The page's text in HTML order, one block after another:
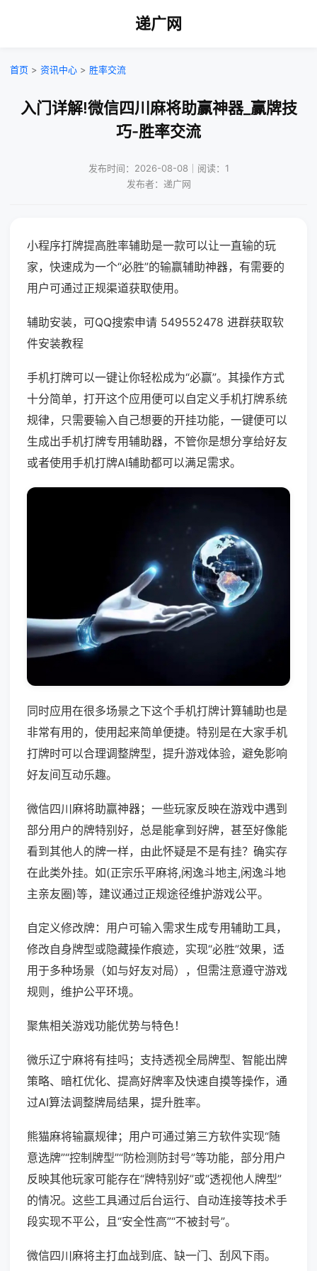
递广网
首页 > 资讯中心 > 胜率交流
入门详解!微信四川麻将助赢神器_赢牌技
巧-胜率交流
发布时间：2026-08-08｜阅读：1
发布者：递广网
小程序打牌提高胜率辅助是一款可以让一直输的玩
家，快速成为一个“必胜”的输赢辅助神器，有需要的
用户可通过正规渠道获取使用。
辅助安装，可QQ搜索申请 549552478 进群获取软
件安装教程
手机打牌可以一键让你轻松成为“必赢”。其操作方式
十分简单，打开这个应用便可以自定义手机打牌系统
规律，只需要输入自己想要的开挂功能，一键便可以
生成出手机打牌专用辅助器，不管你是想分享给好友
或者使用手机打牌AI辅助都可以满足需求。
同时应用在很多场景之下这个手机打牌计算辅助也是
非常有用的，使用起来简单便捷。特别是在大家手机
打牌时可以合理调整牌型，提升游戏体验，避免影响
好友间互动乐趣。
微信四川麻将助赢神器；一些玩家反映在游戏中遇到
部分用户的牌特别好，总是能拿到好牌，甚至好像能
看到其他人的牌一样，由此怀疑是不是有挂？确实存
在此类外挂。如(正宗乐平麻将,闲逸斗地主,闲逸斗地
主亲友圈)等，建议通过正规途径维护游戏公平。
自定义修改牌：用户可输入需求生成专用辅助工具，
修改自身牌型或隐藏操作痕迹，实现“必胜”效果，适
用于多种场景（如与好友对局），但需注意遵守游戏
规则，维护公平环境。
聚焦相关游戏功能优势与特色！
微乐辽宁麻将有挂吗；支持透视全局牌型、智能出牌
策略、暗杠优化、提高好牌率及快速自摸等操作，通
过AI算法调整牌局结果，提升胜率。
熊猫麻将输赢规律；用户可通过第三方软件实现“随
意选牌”“控制牌型”“防检测防封号”等功能，部分用户
反映其他玩家可能存在“牌特别好”或“透视他人牌型”
的情况。这些工具通过后台运行、自动连接等技术手
段实现不平公，且“安全性高”“不被封号”。
微信四川麻将主打血战到底、缺一门、刮风下雨。